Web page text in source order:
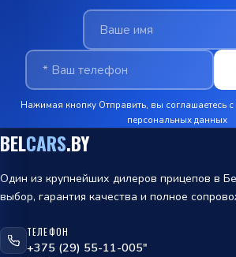
Нажимая кнопку Отправить, вы соглашаетесь с
персональных данных
BELCARS.BY
Один из крупнейших дилеров прицепов в
выбор, гарантия качества и полное
ТЕЛЕФОН
+375 (29) 55-11-005"